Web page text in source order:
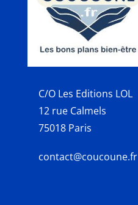
C/O Les Editions LOL
12 rue Calmels
75018 Paris
contact@coucoune.fr